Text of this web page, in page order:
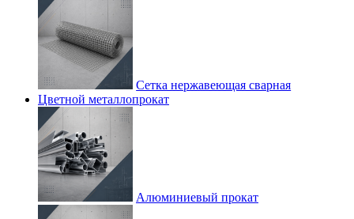
Сетка нержавеющая сварная
Цветной металлопрокат
Алюминиевый прокат